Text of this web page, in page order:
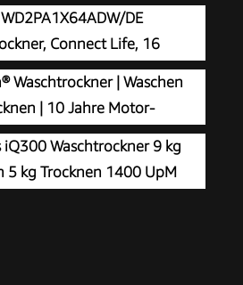
DE
Connect Life, 16
10,5 kg waschen, 6kg
1400 U/min, Total AquaStop,
Motor, AllergySteam,
Waschtrockner | Waschen
| 10 Jahre Motor-
| 8 kg Waschen, 5 kg Trocknen
U/Min | Waschmaschine
| WAT 7186 titan
iQ300 Waschtrockner 9 kg
5 kg Trocknen 1400 UpM